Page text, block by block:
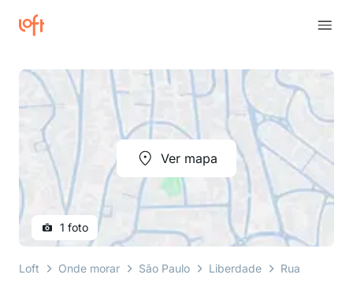
Ver mapa
1 foto
Loft Onde morar São Paulo Liberdade Rua Glicério